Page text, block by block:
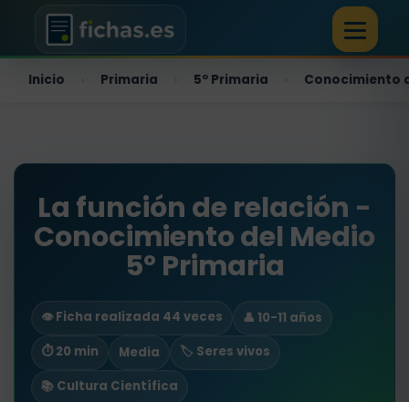
Inicio Primaria 5º Primaria Conocimiento
La función de relación -
Conocimiento del Medio
5º Primaria
👁️ Ficha realizada 44 veces
👤 10-11 años
⏱ 20 min
Media
🏷️ Seres vivos
📚 Cultura Científica